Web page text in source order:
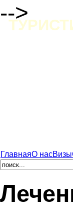
-->
ГлавнаяО насВизы